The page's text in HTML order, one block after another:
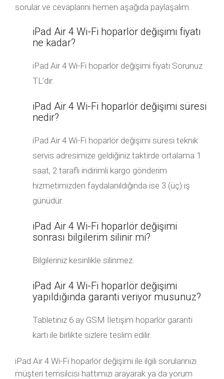
sorular ve cevaplarını hemen aşağıda paylaşalım.
iPad Air 4 Wi-Fi hoparlör değişimi fiyatı
ne kadar?
iPad Air 4 Wi-Fi hoparlör değişimi fiyatı Sorunuz
TL’dir.
iPad Air 4 Wi-Fi hoparlör değişimi süresi
nedir?
iPad Air 4 Wi-Fi hoparlör değişimi süresi teknik
servis adresimize geldiğiniz taktirde ortalama 1
saat, 2 taraflı indirimli kargo gönderim
hizmetimizden faydalanıldığında ise 3 (üç) iş
günüdür.
iPad Air 4 Wi-Fi hoparlör değişimi
sonrası bilgilerim silinir mi?
Bilgileriniz kesinlikle silinmez.
iPad Air 4 Wi-Fi hoparlör değişimi
yapıldığında garanti veriyor musunuz?
Tabletiniz 6 ay GSM İletişim hoparlör garanti
kartı ile birlikte sizlere teslim edilir.
iPad Air 4 Wi-Fi hoparlör değişimi ile ilgili sorularınızı
müşteri temsilcisi hattımızı arayarak ya da yorum